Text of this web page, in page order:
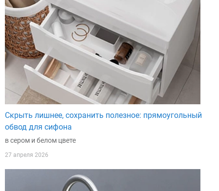
Скрыть лишнее, сохранить полезное: прямоугольный
обвод для сифона
в сером и белом цвете
27 апреля 2026